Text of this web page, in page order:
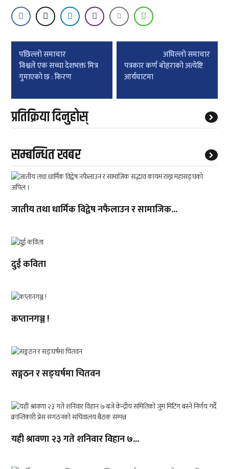
Post
navigation
पछिल्लाे समाचार
विश्वले एक सच्चा देशभक्त मित्र
गुमाएको छ : किरण
अघिल्लाे समाचार
पत्रकार कर्ण बोहराको अत्येष्टि
आर्यघाटमा
प्रतिक्रिया दिनुहोस्
सम्बन्धित खबर
जातीय तथा धार्मिक विद्वेष नफैलाउन र सामाजिक...
दुई कविता
कप्तानगञ्ज !
सङ्गठन र सङ्घर्षमा चितवन
यही श्रावणा २३ गते शनिवार विहान ७...